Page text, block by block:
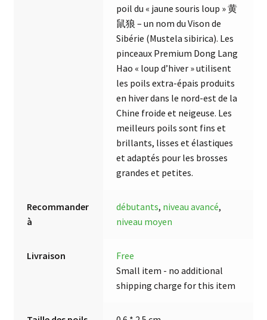
poil du « jaune souris loup » 黄
鼠狼 – un nom du Vison de
Sibérie (Mustela sibirica). Les
pinceaux Premium Dong Lang
Hao « loup d’hiver » utilisent
les poils extra-épais produits
en hiver dans le nord-est de la
Chine froide et neigeuse. Les
meilleurs poils sont fins et
brillants, lisses et élastiques
et adaptés pour les brosses
grandes et petites.
Recommander
à
débutants, niveau avancé,
niveau moyen
Livraison
Free
Small item - no additional
shipping charge for this item